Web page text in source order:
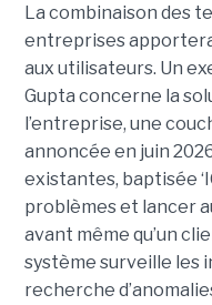
La combinaison des
entreprises
aux utilisateurs. Un
Gupta concerne la
l’entreprise, une
annoncée en juin
existantes, baptisée
problèmes et lancer
avant même qu’un
système surveille les
recherche